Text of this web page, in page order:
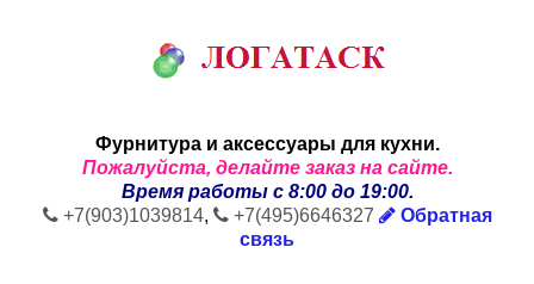
Фурнитура и аксессуары для кухни.
Пожалуйста, делайте заказ на сайте.
Время работы с 8:00 до 19:00.
+7(903)1039814, +7(495)6646327
Обратная
связь